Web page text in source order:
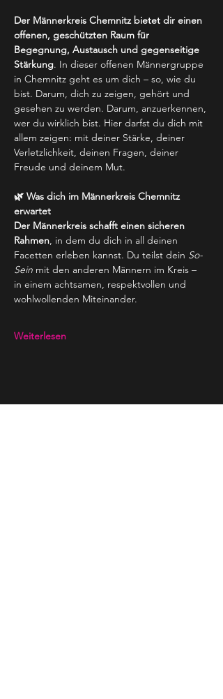
Der Männerkreis Chemnitz bietet dir einen
offenen, geschützten Raum für
Begegnung, Austausch und gegenseitige
Stärkung. In dieser offenen Männergruppe
in Chemnitz geht es um dich – so, wie du
bist. Darum, dich zu zeigen, gehört und
gesehen zu werden. Darum, anzuerkennen,
wer du wirklich bist. Hier darfst du dich mit
allem zeigen: mit deiner Stärke, deiner
Verletzlichkeit, deinen Fragen, deiner
Freude und deinem Mut.
🌿 Was dich im Männerkreis Chemnitz
erwartet
Der Männerkreis schafft einen sicheren
Rahmen, in dem du dich in all deinen
Facetten erleben kannst. Du teilst dein So-
Sein mit den anderen Männern im Kreis –
in einem achtsamen, respektvollen und
wohlwollenden Miteinander.
Weiterlesen